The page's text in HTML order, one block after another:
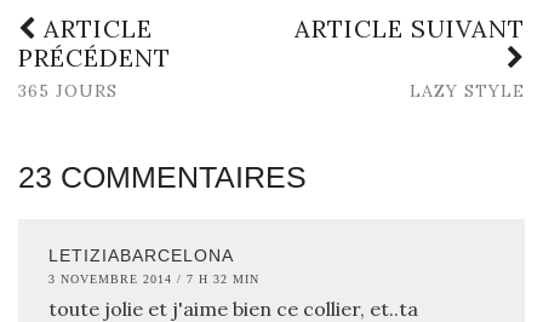
ARTICLE
PRÉCÉDENT
365 JOURS
ARTICLE SUIVANT
LAZY STYLE
23 COMMENTAIRES
LETIZIABARCELONA
3 NOVEMBRE 2014 / 7 H 32 MIN
toute jolie et j'aime bien ce collier, et..ta